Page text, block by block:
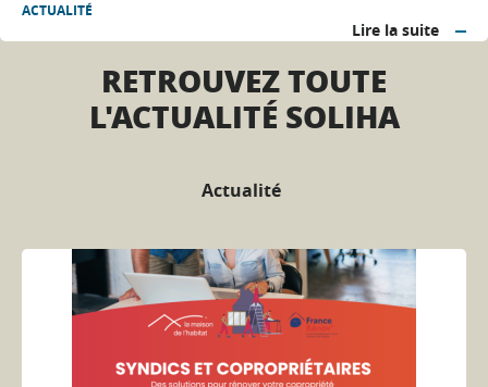
ACTUALITÉ
Lire la suite
RETROUVEZ TOUTE
L'ACTUALITÉ SOLIHA
Actualité